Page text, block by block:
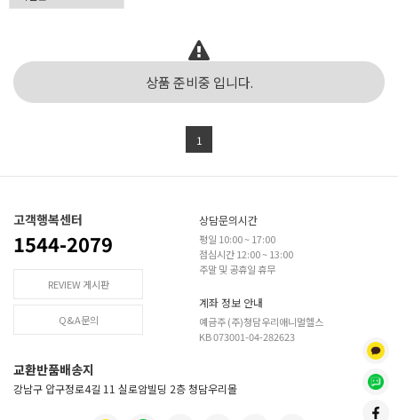
상품 준비중 입니다.
1
고객행복센터
1544-2079
REVIEW 게시판
Q&A문의
상담문의시간
평일 10:00 ~ 17:00
점심시간 12:00 ~ 13:00
주말 및 공휴일 휴무
계좌 정보 안내
예금주 (주)청담우리애니멀헬스
KB 073001-04-282623
교환반품배송지
강남구 압구정로4길 11 실로암빌딩 2층 청담우리몰